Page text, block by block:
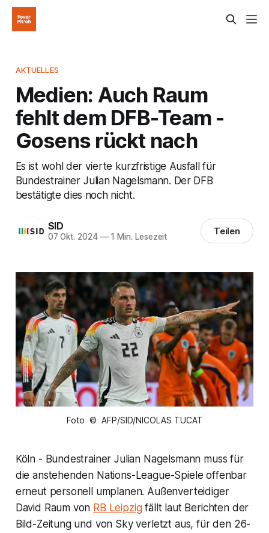
AKTUELLES
Medien: Auch Raum
fehlt dem DFB-Team -
Gosens rückt nach
Es ist wohl der vierte kurzfristige Ausfall für
Bundestrainer Julian Nagelsmann. Der DFB
bestätigte dies noch nicht.
SID
07 Okt. 2024 —1 Min. Lesezeit Teilen
Foto © AFP/SID/NICOLAS TUCAT
Köln - Bundestrainer Julian Nagelsmann muss für
die anstehenden Nations-League-Spiele offenbar
erneut personell umplanen. Außenverteidiger
David Raum von RB Leipzigfällt laut Berichten der
Bild-Zeitung und von Sky verletzt aus, für den 26-